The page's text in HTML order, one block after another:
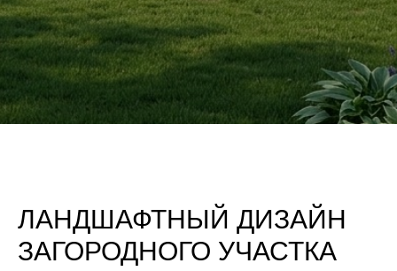
ЛАНДШАФТНЫЙ ДИЗАЙН
ЗАГОРОДНОГО УЧАСТКА